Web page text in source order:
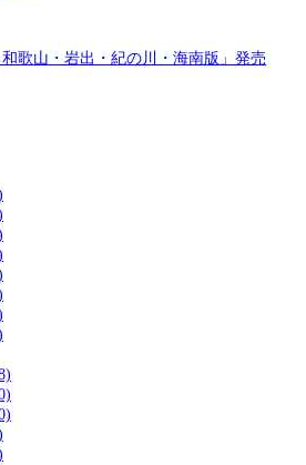
和歌山・岩出・紀の川・海南版」発売